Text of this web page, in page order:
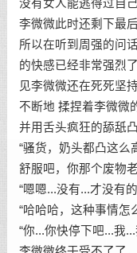
没有女人能逃得过自
李微微此时还剩下最
所以在听到周强的问
的快感已经非常强烈
见李微微还在死死坚
不断地 揉捏着李微微
并用舌头疯狂的舔舐
“骚货，奶头都凸这么
舒服吧，你那个废物
“嗯嗯...没有...才没有
“哈哈哈，这种事情怎
“你...你快停下吧...我